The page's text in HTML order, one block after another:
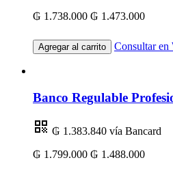
₲ 1.738.000 ₲ 1.473.000
Agregar al carrito Consultar en
Banco Regulable
₲ 1.383.840 vía Bancard
₲ 1.799.000 ₲ 1.488.000